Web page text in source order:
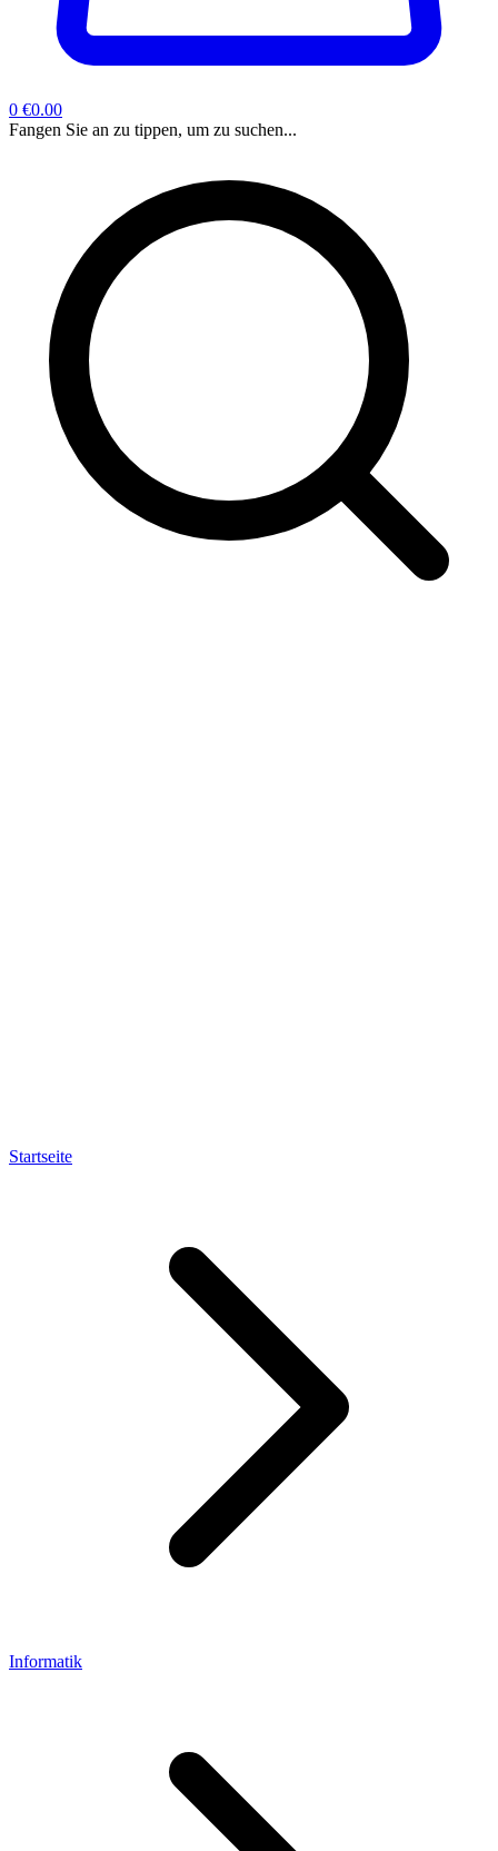
0 €0.00
Fangen Sie an zu tippen, um zu suchen...
Startseite
Informatik